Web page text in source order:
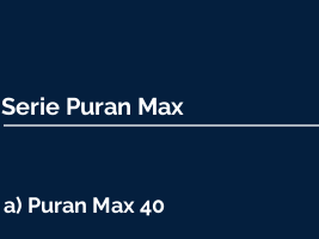
Serie Puran Max
a) Puran Max 40